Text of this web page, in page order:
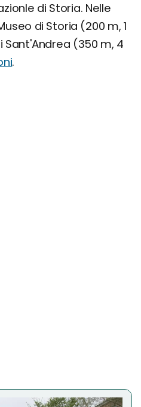
di Storia. Nelle
di Storia (200 m, 1
(350 m, 4
.